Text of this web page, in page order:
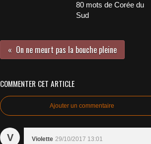
80 mots de Corée du
Sud
On ne meurt pas la bouche pleine
COMMENTER CET ARTICLE
Ajouter un commentaire
V Violette 29/10/2017 13:01